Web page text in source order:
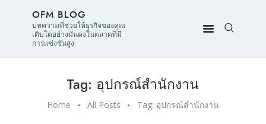
OFM BLOG
บทความที่ช่วยให้ธุรกิจของคุณ
เติบโตอย่างมั่นคงในตลาดที่มี
การแข่งขันสูง
Tag: อุปกรณ์สำนักงาน
Home All Posts Tag: อุปกรณ์สำนักงาน